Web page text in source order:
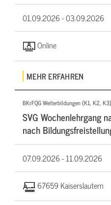
01.09.2026 -03.09.2026
Online
MEHR ERFAHREN
BKrFQG Weiterbildungen (K1, K2, K3)
SVG Wochenlehrgang
nach
07.09.2026 -11.09.2026
67659 Kaiserslautern